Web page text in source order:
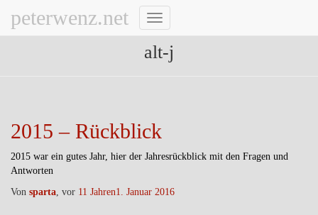
peterwenz.net
Navigation
umschalten
alt-j
2015 – Rückblick
2015 war ein gutes Jahr, hier der Jahresrückblick mit den Fragen und
Antworten
Von sparta, vor 11 Jahren1. Januar 2016